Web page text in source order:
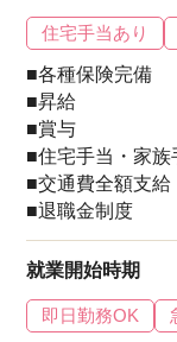
住宅手当あり
■各種保険完備
■昇給
■賞与
■住宅手当・家族
■交通費全額支給
■退職金制度
就業開始時期
即日勤務OK